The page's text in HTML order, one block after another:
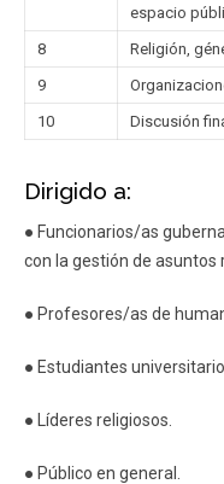
espacio
8
Religión,
9
10
Discusión
Dirigido a:
● Funcionarios/as
con la gestión de asuntos
● Profesores/as de
● Estudiantes
● Líderes religiosos.
● Público en general.